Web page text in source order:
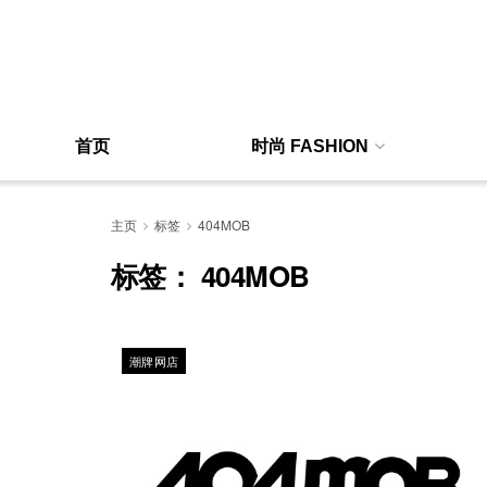
首页 时尚 FASHION
主页 标签 404MOB
标签： 404MOB
潮牌网店